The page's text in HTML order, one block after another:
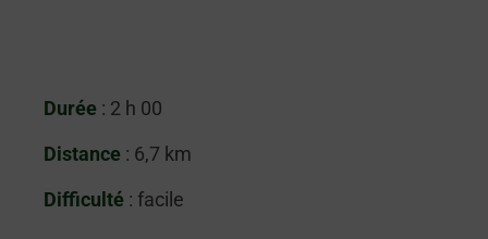
Durée : 2 h 00
Distance : 6,7 km
Difficulté : facile